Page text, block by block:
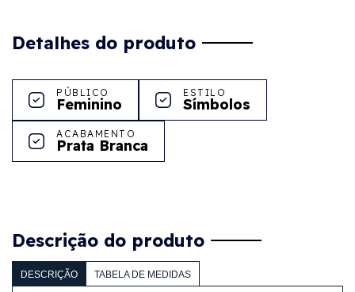
Detalhes do produto
PÚBLICO
Feminino
ESTILO
Símbolos
ACABAMENTO
Prata Branca
Descrição do produto
DESCRIÇÃO TABELA DE MEDIDAS